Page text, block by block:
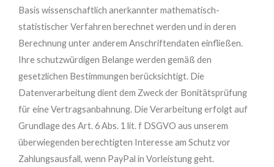
Basis wissenschaftlich anerkannter mathematisch-
statistischer Verfahren berechnet werden und in deren
Berechnung unter anderem Anschriftendaten einfließen.
Ihre schutzwürdigen Belange werden gemäß den
gesetzlichen Bestimmungen berücksichtigt. Die
Datenverarbeitung dient dem Zweck der Bonitätsprüfung
für eine Vertragsanbahnung. Die Verarbeitung erfolgt auf
Grundlage des Art. 6 Abs. 1 lit. f DSGVO aus unserem
überwiegenden berechtigten Interesse am Schutz vor
Zahlungsausfall, wenn PayPal in Vorleistung geht.